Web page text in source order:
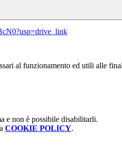
al funzionamento ed utili alle
e non è possibile disabilitarli.
COOKIE POLICY.